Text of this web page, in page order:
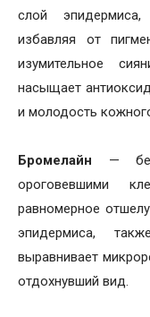
слой эпидермиса,
избавляя от
изумительное
насыщает
и молодость
Бромелайн —
ороговевшими
равномерное
эпидермиса,
выравнивает
отдохнувший вид.